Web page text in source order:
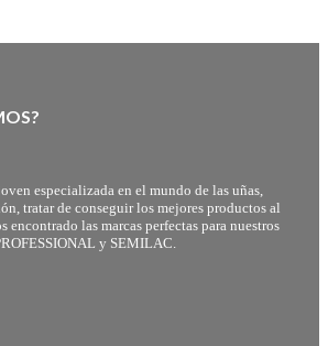
especializada en el mundo de las uñas,
tratar de conseguir los mejores productos al
encontrado las marcas perfectas para nuestros
y SEMILAC.